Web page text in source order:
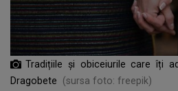
Tradițiile și obiceiurile care îți
Dragobete
(sursa foto: freepik)